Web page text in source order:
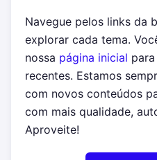
Navegue pelos links da
explorar cada tema.
nossa página inicial
recentes. Estamos
com novos conteúdos
com mais qualidade,
Aproveite!